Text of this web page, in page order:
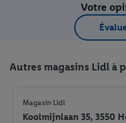
Votre
Autres magasins Lidl à
Magasin Lidl
Koolmijnlaan 35, 3550